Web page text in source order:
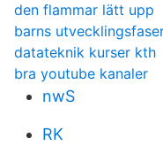
den flammar lätt upp
barns
datateknik kurser kth
bra youtube kanaler
nwS
RK